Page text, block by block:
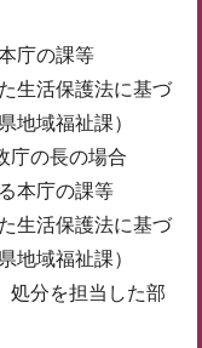
庁の課等
生活保護法に基づ
地域福祉課）
庁の長の場合
本庁の課等
生活保護法に基づ
地域福祉課）
処分を担当した部